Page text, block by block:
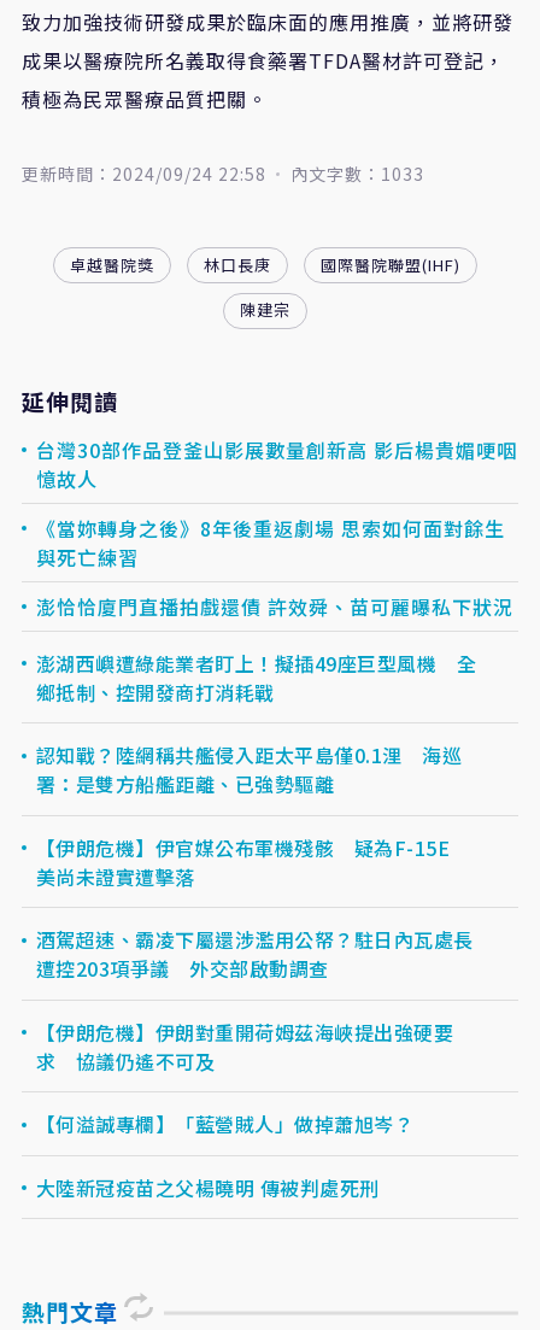
致力加強技術研發成果於臨床面的應用推廣，並將研發
成果以醫療院所名義取得食藥署TFDA醫材許可登記，
積極為民眾醫療品質把關。
更新時間：2024/09/24 22:58 內文字數：1033
卓越醫院獎 林口長庚
國際醫院聯盟(IHF)
陳建宗
延伸閱讀
台灣30部作品登釜山影展數量創新高 影后楊貴媚哽咽
憶故人
《當妳轉身之後》8年後重返劇場 思索如何面對餘生
與死亡練習
澎恰恰廈門直播拍戲還債 許效舜、苗可麗曝私下狀況
澎湖西嶼遭綠能業者盯上！擬插49座巨型風機 全
鄉抵制、控開發商打消耗戰
認知戰？陸網稱共艦侵入距太平島僅0.1浬 海巡
署：是雙方船艦距離、已強勢驅離
【伊朗危機】伊官媒公布軍機殘骸 疑為F-15E
美尚未證實遭擊落
酒駕超速、霸凌下屬還涉濫用公帑？駐日內瓦處長
遭控203項爭議 外交部啟動調查
【伊朗危機】伊朗對重開荷姆茲海峽提出強硬要
求 協議仍遙不可及
【何溢誠專欄】「藍營賊人」做掉蕭旭岑？
大陸新冠疫苗之父楊曉明 傳被判處死刑
熱門文章